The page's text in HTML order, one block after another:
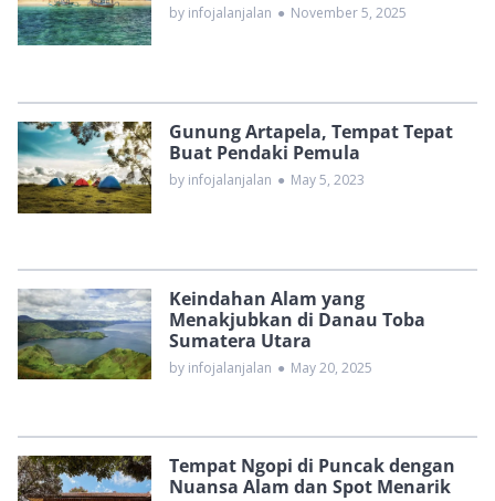
by infojalanjalan ● November 5, 2025
Gunung Artapela, Tempat Tepat
Buat Pendaki Pemula
by infojalanjalan ● May 5, 2023
Keindahan Alam yang
Menakjubkan di Danau Toba
Sumatera Utara
by infojalanjalan ● May 20, 2025
Tempat Ngopi di Puncak dengan
Nuansa Alam dan Spot Menarik